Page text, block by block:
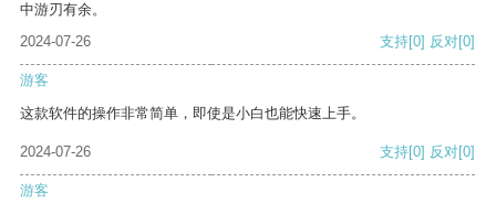
中游刃有余。
2024-07-26
支持[0] 反对[0]
游客
这款软件的操作非常简单，即使是小白也能快速上手。
2024-07-26 支持[0] 反对[0]
游客